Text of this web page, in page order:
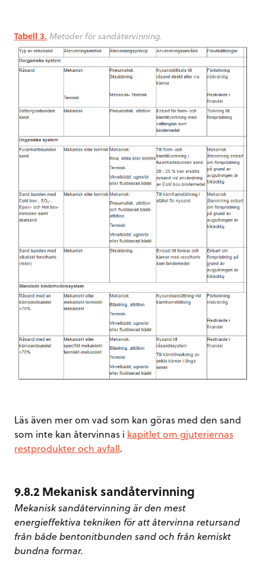
Tabell 3. Metoder för sandåtervinning.
Läs även mer om vad som kan göras med den sand
som inte kan återvinnas i kapitlet om gjuteriernas
restprodukter och avfall.
9.8.2 Mekanisk sandåtervinning
Mekanisk sandåtervinning är den mest
energieffektiva tekniken för att återvinna retursand
från både bentonitbunden sand och från kemiskt
bundna formar.